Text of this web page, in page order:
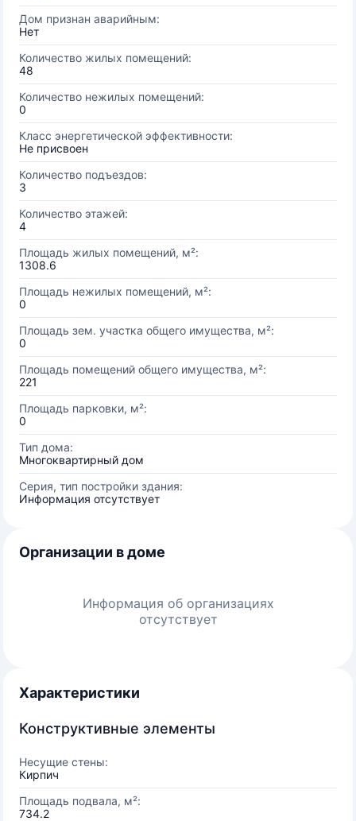
Дом признан аварийным:
Нет
Количество жилых помещений:
48
Количество нежилых помещений:
0
Класс энергетической эффективности:
Не присвоен
Количество подъездов:
3
Количество этажей:
4
Площадь жилых помещений, м²:
1308.6
Площадь нежилых помещений, м²:
0
Площадь зем. участка общего имущества, м²:
0
Площадь помещений общего имущества, м²:
221
Площадь парковки, м²:
0
Тип дома:
Многоквартирный дом
Серия, тип постройки здания:
Информация отсутствует
Организации в доме
Информация об организациях
отсутствует
Характеристики
Конструктивные элементы
Несущие стены:
Кирпич
Площадь подвала, м²:
734.2